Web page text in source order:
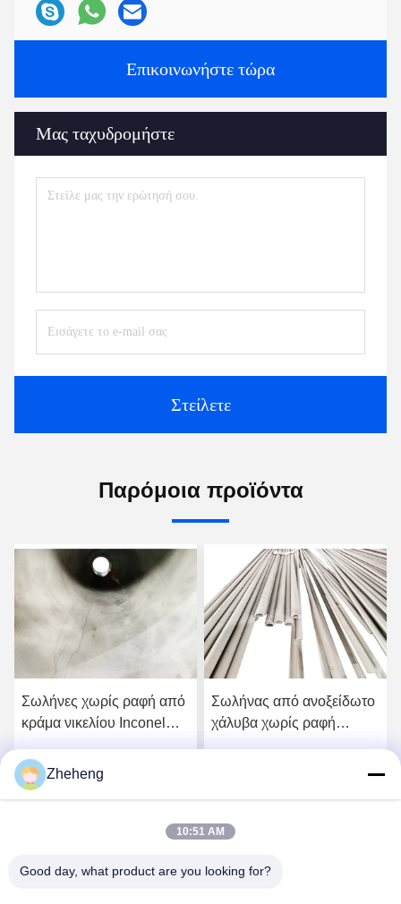
Επικοινωνήστε τώρα
Μας ταχυδρομήστε
Στείλετε
Παρόμοια προϊόντα
Σωλήνες χωρίς ραφή από
κράμα νικελίου Inconel
γυαλισμένοι, φύλλο,
πλάκα, συγκολλημένοι
Πάρτε την καλύτερη τιμή
Σωλήνας από ανοξείδωτο
χάλυβα χωρίς ραφή
Zheheng
10:51 AM
Good day, what product are you looking for?